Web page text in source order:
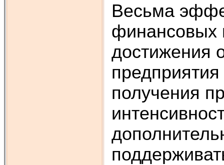
Весьма
финансовых
достижения
получения